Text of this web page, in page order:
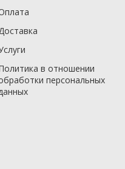
в отношении
персональных